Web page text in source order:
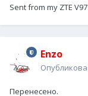
Sent from my ZTE
Enzo
Перенесено.